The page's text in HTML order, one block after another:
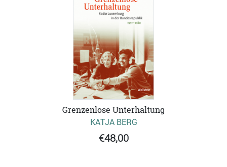
Grenzenlose Unterhaltung
KATJA BERG
€48,00